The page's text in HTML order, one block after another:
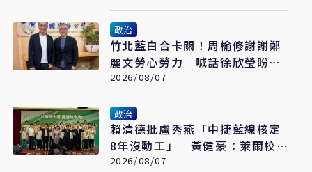
政治
竹北藍白合卡關！周榆修謝謝鄭
麗文勞心勞力 喊話徐欣瑩盼說
到做到
2026/08/07
政治
賴清德批盧秀燕「中捷藍線核定
8年沒動工」 黃健豪：萊爾校
長開口就說謊
2026/08/07